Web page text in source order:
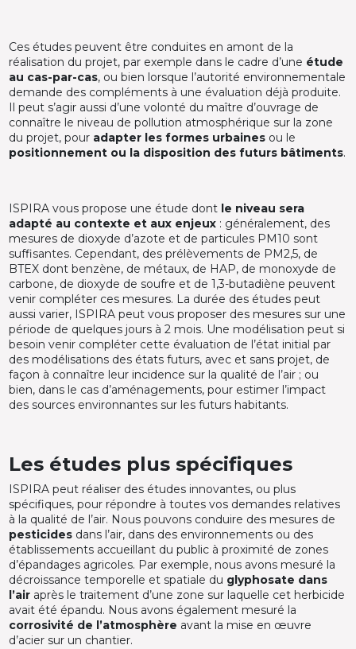
Ces études peuvent être conduites en amont de la
réalisation du projet, par exemple dans le cadre d’une étude
au cas-par-cas, ou bien lorsque l’autorité environnementale
demande des compléments à une évaluation déjà produite.
Il peut s’agir aussi d’une volonté du maître d’ouvrage de
connaître le niveau de pollution atmosphérique sur la zone
du projet, pour adapter les formes urbaines ou le
positionnement ou la disposition des futurs bâtiments.
ISPIRA vous propose une étude dont le niveau sera
adapté au contexte et aux enjeux : généralement, des
mesures de dioxyde d’azote et de particules PM10 sont
suffisantes. Cependant, des prélèvements de PM2,5, de
BTEX dont benzène, de métaux, de HAP, de monoxyde de
carbone, de dioxyde de soufre et de 1,3-butadiène peuvent
venir compléter ces mesures. La durée des études peut
aussi varier, ISPIRA peut vous proposer des mesures sur une
période de quelques jours à 2 mois. Une modélisation peut si
besoin venir compléter cette évaluation de l’état initial par
des modélisations des états futurs, avec et sans projet, de
façon à connaître leur incidence sur la qualité de l’air ; ou
bien, dans le cas d’aménagements, pour estimer l’impact
des sources environnantes sur les futurs habitants.
Les études plus spécifiques
ISPIRA peut réaliser des études innovantes, ou plus
spécifiques, pour répondre à toutes vos demandes relatives
à la qualité de l’air. Nous pouvons conduire des mesures de
pesticides dans l’air, dans des environnements ou des
établissements accueillant du public à proximité de zones
d’épandages agricoles. Par exemple, nous avons mesuré la
décroissance temporelle et spatiale du glyphosate dans
l’air après le traitement d’une zone sur laquelle cet herbicide
avait été épandu. Nous avons également mesuré la
corrosivité de l’atmosphère avant la mise en œuvre
d’acier sur un chantier.